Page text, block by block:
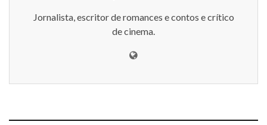
Jornalista, escritor de romances e contos e crítico
de cinema.